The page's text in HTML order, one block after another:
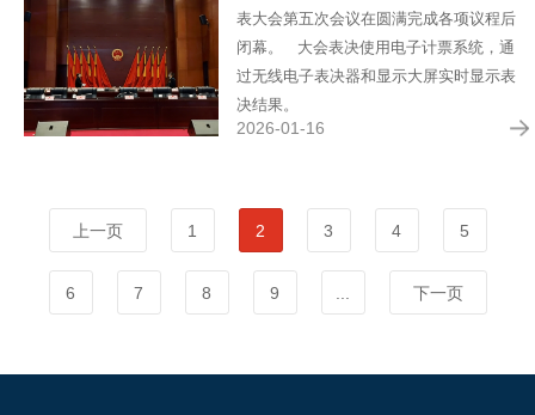
表大会第五次会议在圆满完成各项议程后
闭幕。 大会表决使用电子计票系统，通
过无线电子表决器和显示大屏实时显示表
决结果。
2026-01-16
上一页 1 2 3 4 5
6 7 8 9 下一页